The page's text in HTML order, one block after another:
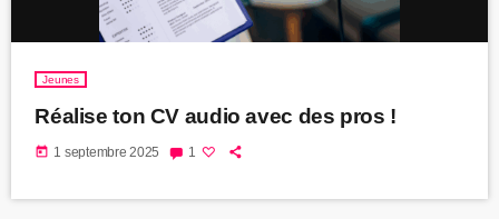
Jeunes
Réalise ton CV audio avec des pros !
today 1 septembre 2025 1